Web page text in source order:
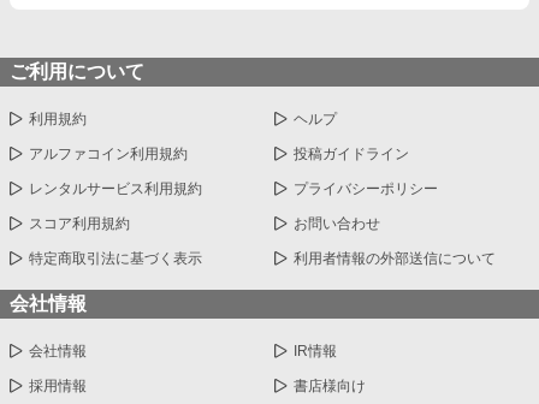
ご利用について
利用規約 ヘルプ
アルファコイン利用規約 投稿ガイドライン
レンタルサービス利用規約 プライバシーポリシー
スコア利用規約 お問い合わせ
特定商取引法に基づく表示 利用者情報の外部送信について
会社情報
会社情報 IR情報
採用情報 書店様向け